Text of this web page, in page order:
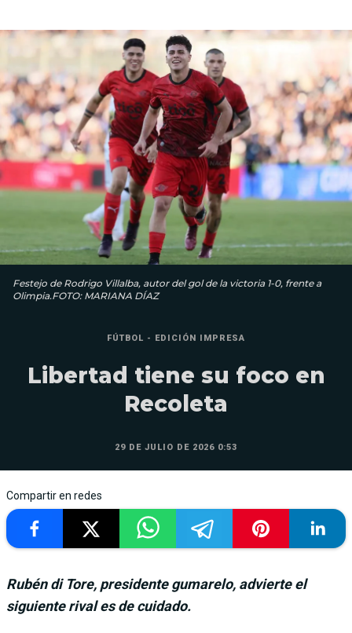
Festejo de Rodrigo Villalba, autor del gol de la victoria 1-0, frente a
Olimpia.FOTO: MARIANA DÍAZ
FÚTBOL - EDICIÓN IMPRESA
Libertad tiene su foco en
Recoleta
29 DE JULIO DE 2026 0:53
Compartir en redes
Rubén di Tore, presidente gumarelo, advierte el
siguiente rival es de cuidado.